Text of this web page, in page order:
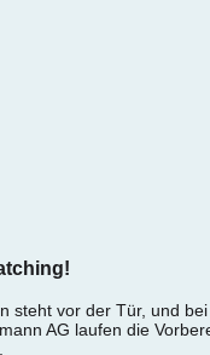
steht vor der Tür, und
AG laufen die